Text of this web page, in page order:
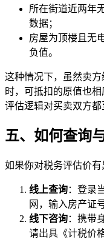
所在街道近两年
数据；
房屋为顶楼且无
负值。
这种情况下，虽然卖
时，可抵扣的原值也
评估逻辑对买卖双方都
五、如何查询
如果你对税务评估价有
线上查询：登录
网，输入房产证
线下咨询：携带
请出具《计税价